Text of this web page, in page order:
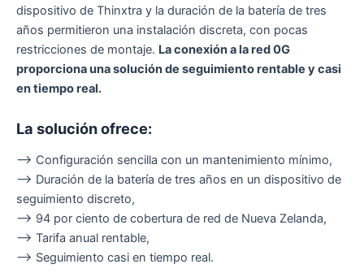
dispositivo de Thinxtra y la duración de la batería de tres
años permitieron una instalación discreta, con pocas
restricciones de montaje. La conexión a la red 0G
proporciona una solución de seguimiento rentable y casi
en tiempo real.
La solución ofrece:
–> Configuración sencilla con un mantenimiento mínimo,
–> Duración de la batería de tres años en un dispositivo de
seguimiento discreto,
–> 94 por ciento de cobertura de red de Nueva Zelanda,
–> Tarifa anual rentable,
–> Seguimiento casi en tiempo real.